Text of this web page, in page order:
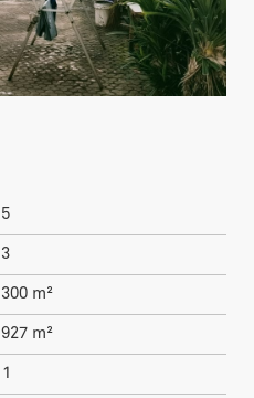
5
3
300 m²
927 m²
1